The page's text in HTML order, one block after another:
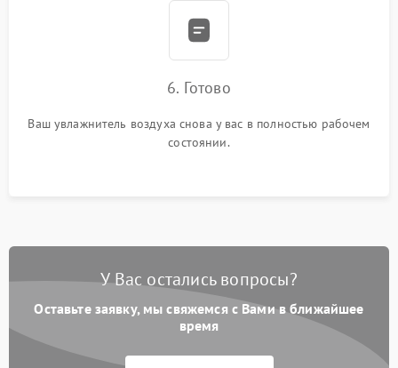
6. Готово
Ваш увлажнитель воздуха снова у вас в полностью рабочем
состоянии.
У Вас остались вопросы?
Оставьте заявку, мы свяжемся с Вами в ближайшее
время